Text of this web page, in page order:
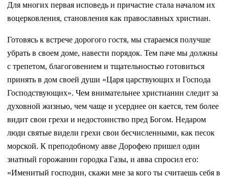
Для многих первая исповедь и причастие стала началом их
воцерковления, становления как православных христиан.
Готовясь к встрече дорогого гостя, мы стараемся получше
убрать в своем доме, навести порядок. Тем паче мы должны
с трепетом, благоговением и тщательностью готовиться
принять в дом своей души «Царя царствующих и Господа
Господствующих». Чем внимательнее христианин следит за
духовной жизнью, чем чаще и усерднее он кается, тем более
видит свои грехи и недостоинство пред Богом. Недаром
люди святые видели грехи свои бесчисленными, как песок
морской. К преподобному авве Дорофею пришел один
знатный горожанин городка Газы, и авва спросил его:
«Именитый господин, скажи мне за кого ты считаешь себя в